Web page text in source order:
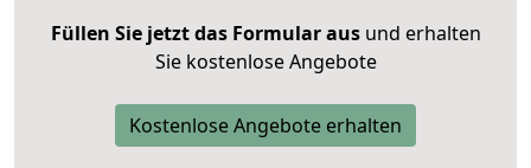
Füllen Sie jetzt das Formular ausund erhalten
Sie kostenlose Angebote
Kostenlose Angebote erhalten